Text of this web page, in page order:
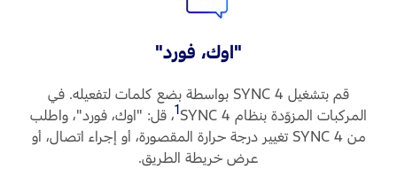
"اوك، فورد"
قم بتشغيل SYNC 4 بواسطة بضع كلمات لتفعيله. في
المركبات المزوّدة بنظام SYNC 4
1‏، قل: "اوك، فورد"، واطلب
من SYNC 4 تغيير درجة حرارة المقصورة، أو إجراء اتصال، أو
عرض خريطة الطريق.